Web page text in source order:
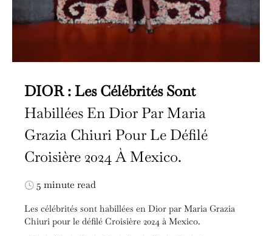
DIOR : Les Célébrités Sont
Habillées En Dior Par Maria
Grazia Chiuri Pour Le Défilé
Croisière 2024 À Mexico.
5 minute read
Les célébrités sont habillées en Dior par Maria Grazia
Chiuri pour le défilé Croisière 2024 à Mexico.